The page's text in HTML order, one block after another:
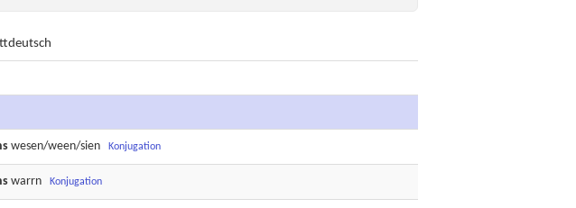
wesen/ween/sien Konjugation
warrn Konjugation